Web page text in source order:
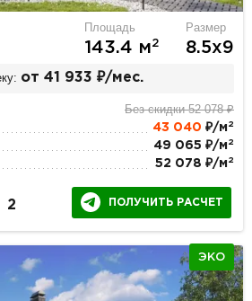
Площадь
143.4 м2
Размер
8.5х9
от 41 933 ₽/мес.
Без скидки 52 078 ₽
43 040 ₽/м 2
49 065 ₽/м 2
52 078 ₽/м 2
2 ПОЛУЧИТЬ РАСЧЕТ
ЭКО